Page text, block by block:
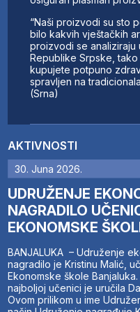
AKTIVNOSTI
30. Juna 2026.
UDRUŽENJE
NAGRADILO
EKONOMSKE
BANJALUKA – Udruženje
nagradilo je Kristinu Malić,
Ekonomske škole
najboljoj učenici je uručila
Ovom prilikom u ime
“Naši proizvodi su sto
bilo kakvih vještačkih
proizvodi se analiziraju
Republike Srpske,
kupujete potpuno
spravljen na
(Srna)